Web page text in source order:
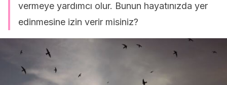
vermeye yardımcı olur. Bunun hayatınızda yer
edinmesine izin verir misiniz?